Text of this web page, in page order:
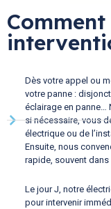
Dès votre appel ou
votre panne :
éclairage en panne…
si nécessaire, vous
électrique ou de
Ensuite, nous
rapide, souvent dans
Le jour J, notre
pour intervenir